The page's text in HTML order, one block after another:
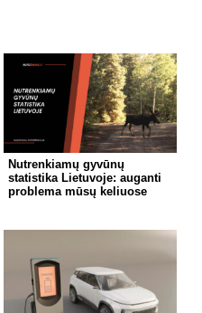
Nutrenkiamų gyvūnų
statistika Lietuvoje: auganti
problema mūsų keliuose